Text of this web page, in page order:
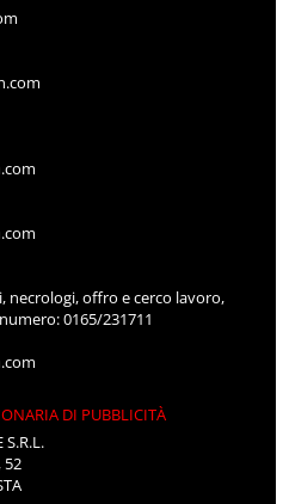
necrologi, offro e cerco lavoro,
0165/231711
DI PUBBLICITÀ
S.R.L.
52